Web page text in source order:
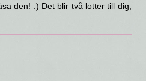
den! :) Det blir två lotter till dig,